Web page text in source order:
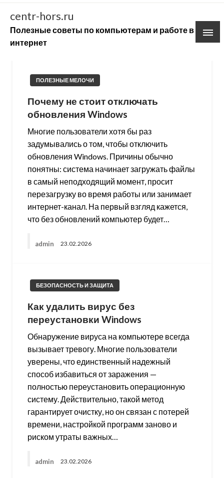
Skip
content
centr-hors.ru
Полезные советы по компьютерам и работе в
интернет
ПОЛЕЗНЫЕ МЕЛОЧИ
Почему не стоит отключать
обновления Windows
Многие пользователи хотя бы раз
задумывались о том, чтобы отключить
обновления Windows. Причины обычно
понятны: система начинает загружать файлы
в самый неподходящий момент, просит
перезагрузку во время работы или занимает
интернет-канал. На первый взгляд кажется,
что без обновлений компьютер будет…
admin 23.02.2026
БЕЗОПАСНОСТЬ И ЗАЩИТА
Как удалить вирус без
переустановки Windows
Обнаружение вируса на компьютере всегда
вызывает тревогу. Многие пользователи
уверены, что единственный надежный
способ избавиться от заражения —
полностью переустановить операционную
систему. Действительно, такой метод
гарантирует очистку, но он связан с потерей
времени, настройкой программ заново и
риском утраты важных…
admin 23.02.2026